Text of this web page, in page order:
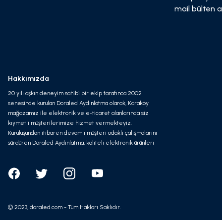
mail bülten
Hakkımızda
20 yılı aşkın deneyim sahibi bir ekip tarafınca 2002
senesinde kurulan Doraled Aydınlatma olarak, Karaköy
mağazamız ile elektronik ve e-ticaret alanlarında siz
kıymetli müşterilerimize hizmet vermekteyiz.
Kuruluşundan itibaren devamlı müşteri odaklı çalışmalarını
sürdüren Doraled Aydınlatma, kaliteli elektronik ürünleri
© 2023, doraled.com - Tüm Hakları Saklıdır.